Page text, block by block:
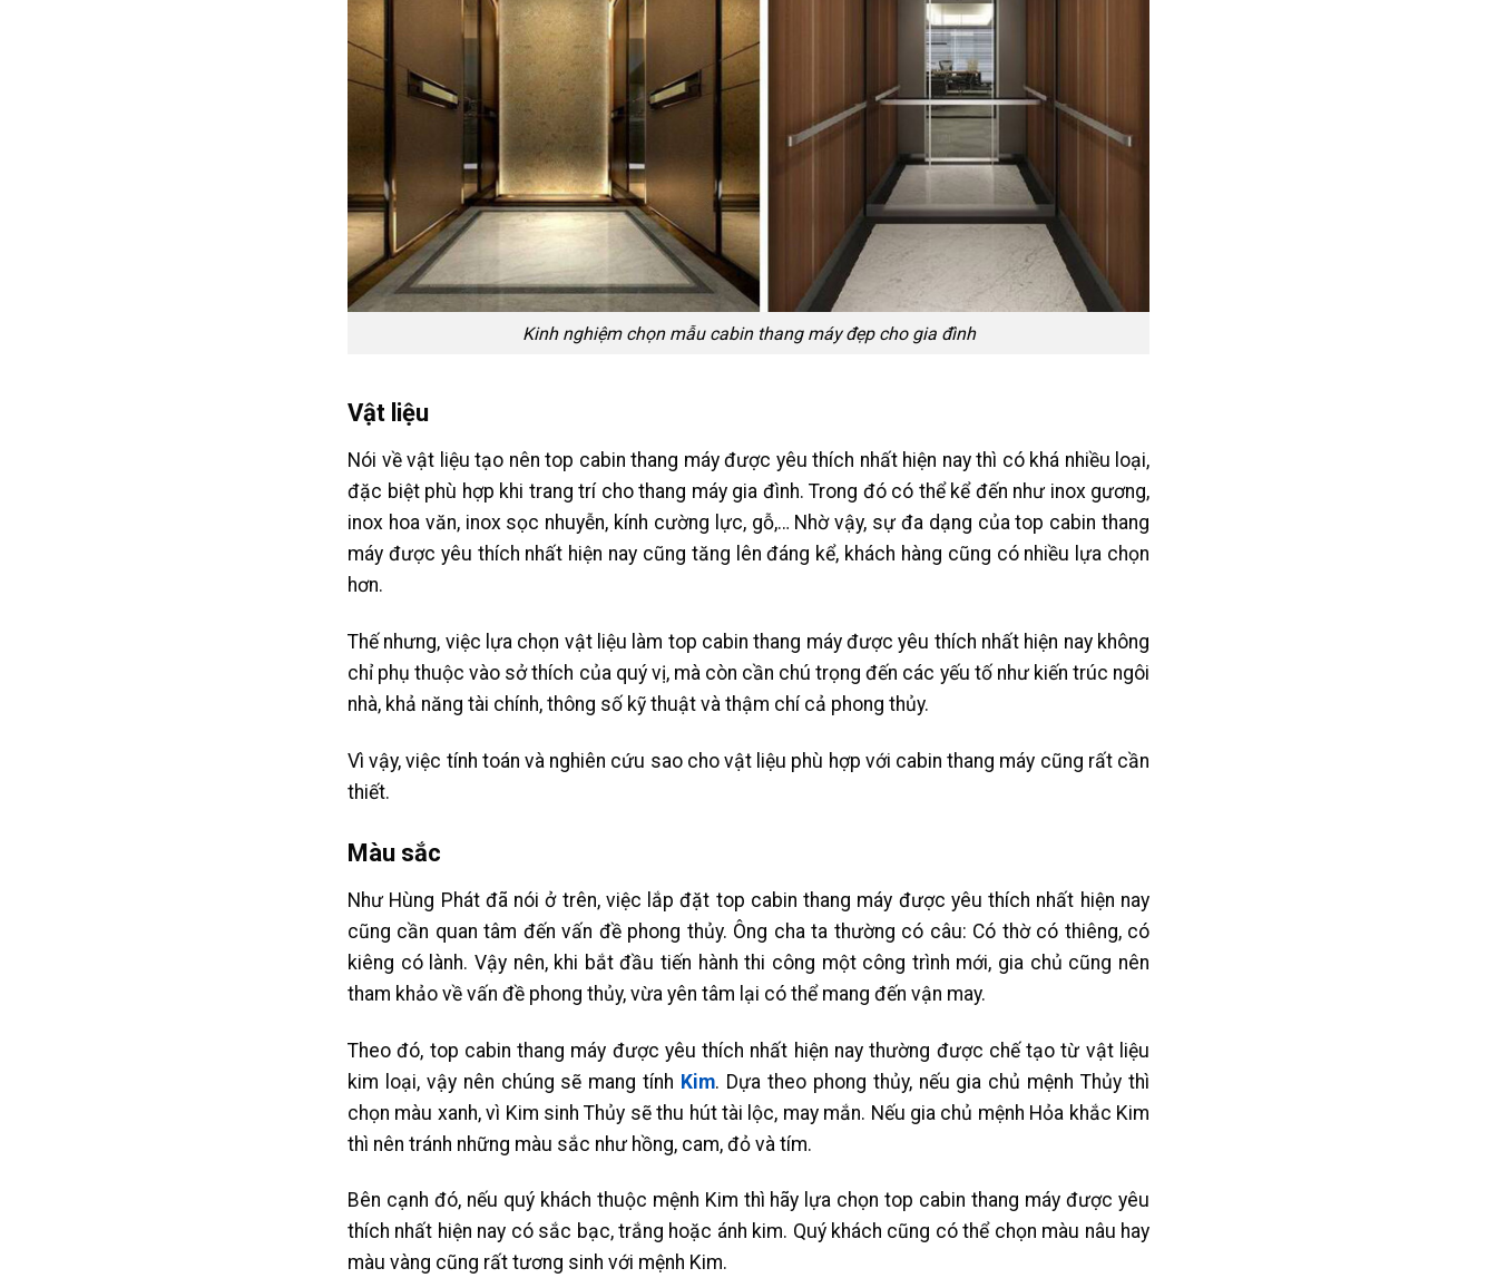
Kinh nghiệm chọn mẫu cabin thang máy đẹp cho gia đình
Vật liệu
Nói về vật liệu tạo nên top cabin thang máy được yêu thích nhất hiện nay thì có khá nhiều loại,
đặc biệt phù hợp khi trang trí cho thang máy gia đình. Trong đó có thể kể đến như inox gương,
inox hoa văn, inox sọc nhuyễn, kính cường lực, gỗ,… Nhờ vậy, sự đa dạng của top cabin thang
máy được yêu thích nhất hiện nay cũng tăng lên đáng kể, khách hàng cũng có nhiều lựa chọn
hơn.
Thế nhưng, việc lựa chọn vật liệu làm top cabin thang máy được yêu thích nhất hiện nay không
chỉ phụ thuộc vào sở thích của quý vị, mà còn cần chú trọng đến các yếu tố như kiến trúc ngôi
nhà, khả năng tài chính, thông số kỹ thuật và thậm chí cả phong thủy.
Vì vậy, việc tính toán và nghiên cứu sao cho vật liệu phù hợp với cabin thang máy cũng rất cần
thiết.
Màu sắc
Như Hùng Phát đã nói ở trên, việc lắp đặt top cabin thang máy được yêu thích nhất hiện nay
cũng cần quan tâm đến vấn đề phong thủy. Ông cha ta thường có câu: Có thờ có thiêng, có
kiêng có lành. Vậy nên, khi bắt đầu tiến hành thi công một công trình mới, gia chủ cũng nên
tham khảo về vấn đề phong thủy, vừa yên tâm lại có thể mang đến vận may.
Theo đó, top cabin thang máy được yêu thích nhất hiện nay thường được chế tạo từ vật liệu
kim loại, vậy nên chúng sẽ mang tính Kim. Dựa theo phong thủy, nếu gia chủ mệnh Thủy thì
chọn màu xanh, vì Kim sinh Thủy sẽ thu hút tài lộc, may mắn. Nếu gia chủ mệnh Hỏa khắc Kim
thì nên tránh những màu sắc như hồng, cam, đỏ và tím.
Bên cạnh đó, nếu quý khách thuộc mệnh Kim thì hãy lựa chọn top cabin thang máy được yêu
thích nhất hiện nay có sắc bạc, trắng hoặc ánh kim. Quý khách cũng có thể chọn màu nâu hay
màu vàng cũng rất tương sinh với mệnh Kim.